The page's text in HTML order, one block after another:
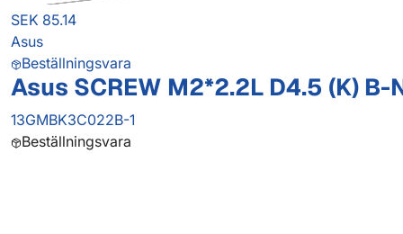
SEK 85.14
Asus
Beställningsvara
Asus SCREW M2*2.2L D4.5 (K) B-
13GMBK3C022B-1
Beställningsvara